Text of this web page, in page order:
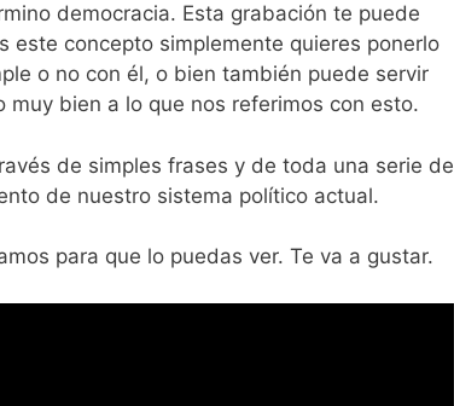
democracia. Esta grabación te puede
este concepto simplemente quieres ponerlo
o no con él, o bien también puede servir
bien a lo que nos referimos con esto.
de simples frases y de toda una serie de
de nuestro sistema político actual.
para que lo puedas ver. Te va a gustar.